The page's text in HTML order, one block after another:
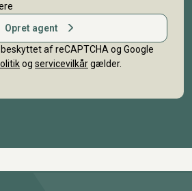
Opret agent
af reCAPTCHA og Google
og servicevilkårgælder.